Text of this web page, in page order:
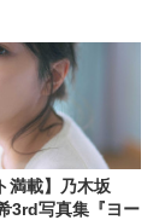
満載】乃木坂
3rd写真集『ヨー